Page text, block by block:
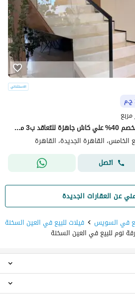
فيلا كالقصر في D5 التجمع بخصم 40% علي كاش جاهزة للتعاقد ب3 مليون
اتصل
عن العقارات الجديدة
في السويس فيلات للبيع في العين السخنة